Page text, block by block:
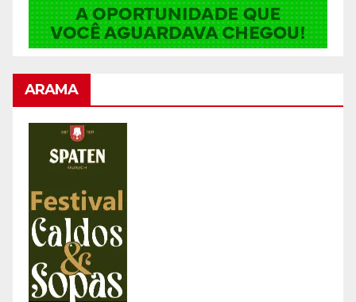
ARAMA